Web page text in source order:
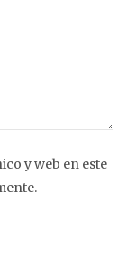
y web en este